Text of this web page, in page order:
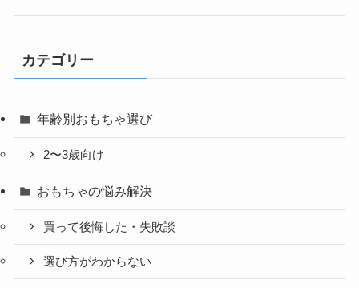
カテゴリー
年齢別おもちゃ選び
2〜3歳向け
おもちゃの悩み解決
買って後悔した・失敗談
選び方がわからない